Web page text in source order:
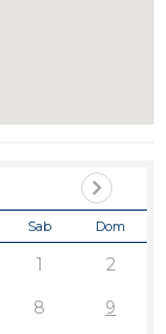
Sab Dom
1
2
8 9